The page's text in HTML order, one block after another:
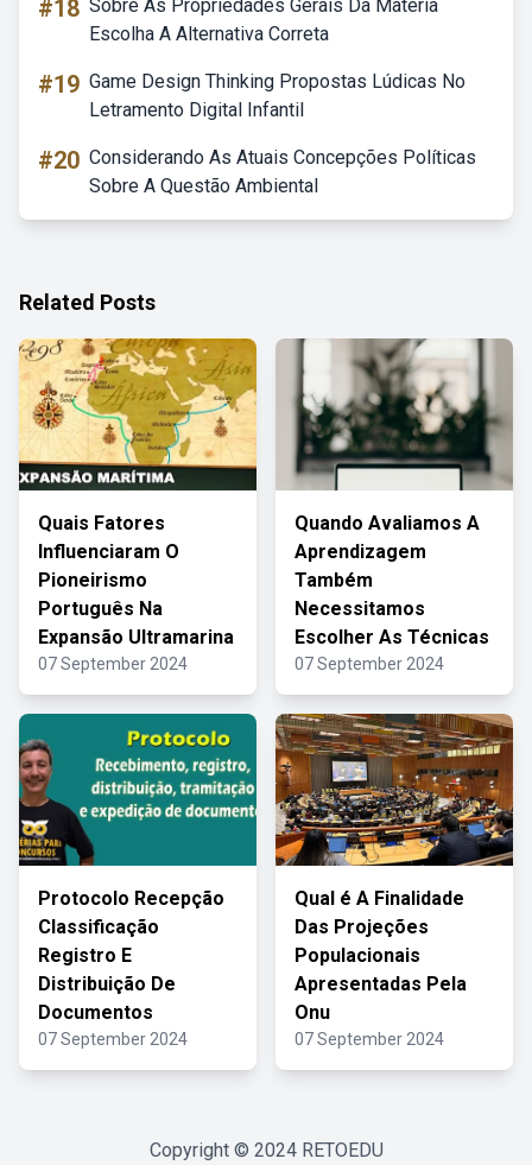
#18 Sobre As Propriedades Gerais Da Matéria
Escolha A Alternativa Correta
#19 Game Design Thinking Propostas Lúdicas No
Letramento Digital Infantil
#20 Considerando As Atuais Concepções Políticas
Sobre A Questão Ambiental
Related Posts
Quais Fatores
Influenciaram O
Pioneirismo
Português Na
Expansão Ultramarina
07 September 2024
Quando Avaliamos A
Aprendizagem
Também
Necessitamos
Escolher As Técnicas
07 September 2024
Protocolo Recepção
Classificação
Registro E
Distribuição De
Documentos
07 September 2024
Qual é A Finalidade
Das Projeções
Populacionais
Apresentadas Pela
Onu
07 September 2024
Copyright © 2024 RETOEDU